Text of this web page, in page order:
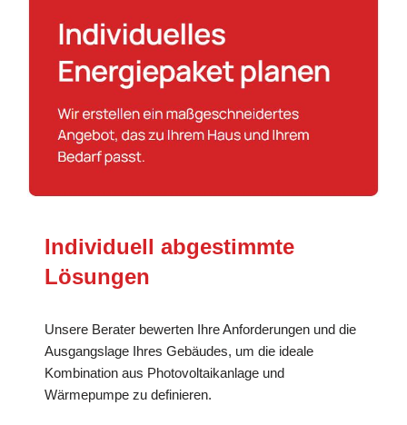
Individuell abgestimmte
Lösungen
Unsere Berater bewerten Ihre Anforderungen und die
Ausgangslage Ihres Gebäudes, um die ideale
Kombination aus Photovoltaikanlage und
Wärmepumpe zu definieren.